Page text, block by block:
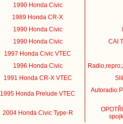
1990 Honda Civic
1989 Honda CR-X
1990 Honda Civic
1990 Honda Civic
CAI
1997 Honda Civic VTEC
1996 Honda Civic
1991 Honda CR-X VTEC
1995 Honda Prelude VTEC Autoradio
2004 Honda Civic Type-R